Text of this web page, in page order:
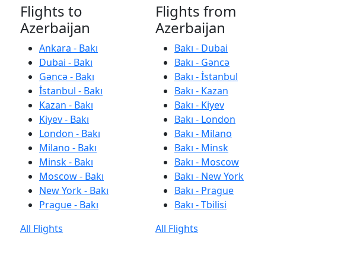
Flights to
Azerbaijan
Ankara - Bakı
Dubai - Bakı
Gəncə - Bakı
İstanbul - Bakı
Kazan - Bakı
Kiyev - Bakı
London - Bakı
Milano - Bakı
Minsk - Bakı
Moscow - Bakı
New York - Bakı
Prague - Bakı
All Flights
Flights from
Azerbaijan
Bakı - Dubai
Bakı - Gəncə
Bakı - İstanbul
Bakı - Kazan
Bakı - Kiyev
Bakı - London
Bakı - Milano
Bakı - Minsk
Bakı - Moscow
Bakı - New York
Bakı - Prague
Bakı - Tbilisi
All Flights